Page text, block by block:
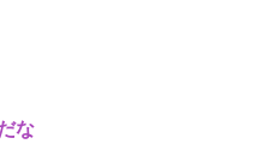
な